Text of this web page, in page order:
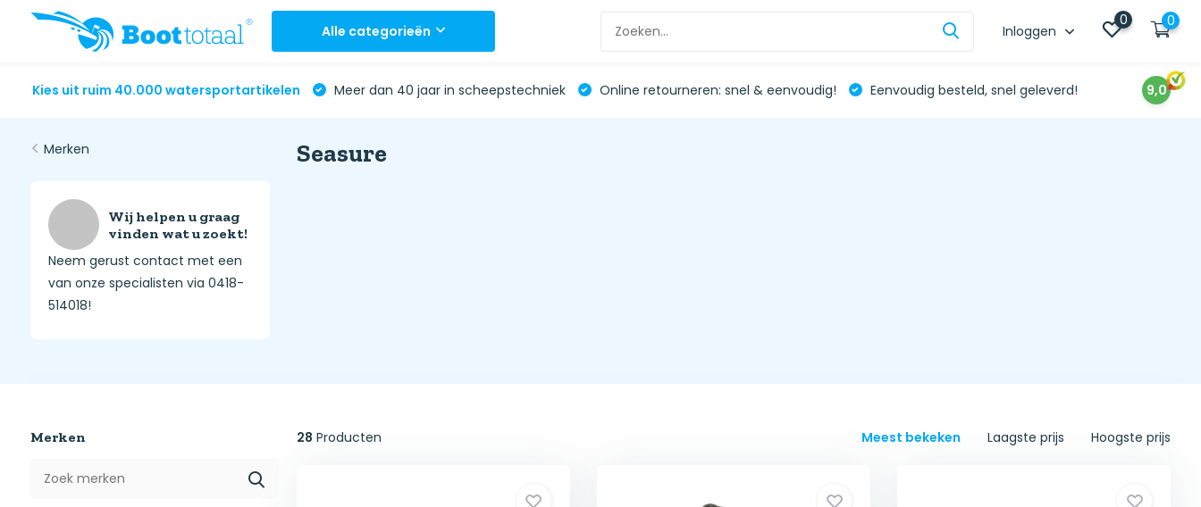
Alle categorieën Inloggen
0 0
Kies uit ruim 40.000 watersportartikelen Meer dan 40 jaar in scheepstechniek Online retourneren: snel & eenvoudig! Eenvoudig besteld, snel geleverd! 9,0
Merken
Wij helpen u graag
vinden wat u zoekt!
Neem gerust contact met een
van onze specialisten via 0418-
514018!
Seasure
Merken 28 Producten Meest bekeken Laagste prijs Hoogste prijs